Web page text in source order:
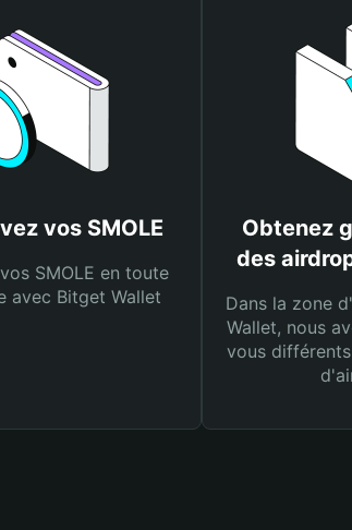
vos SMOLE
SMOLE en toute
avec Bitget Wallet
Obtenez
des
Dans la zone
Wallet, nous
vous